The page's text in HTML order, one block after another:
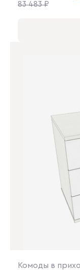
83 483 ₽
Комоды в